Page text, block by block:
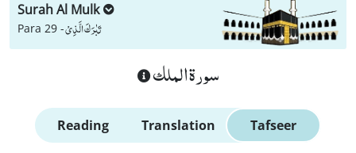
Surah Al Mulk
Para 29 -تَبٰرَكَ الَّذِیْ
سورة الملك
Reading Translation Tafseer